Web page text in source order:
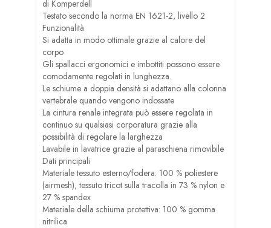
di Komperdell
Testato secondo la norma EN 1621-2, livello 2
Funzionalità
Si adatta in modo ottimale grazie al calore del
corpo
Gli spallacci ergonomici e imbottiti possono essere
comodamente regolati in lunghezza.
Le schiume a doppia densità si adattano alla colonna
vertebrale quando vengono indossate
La cintura renale integrata può essere regolata in
continuo su qualsiasi corporatura grazie alla
possibilità di regolare la larghezza
Lavabile in lavatrice grazie al paraschiena rimovibile
Dati principali
Materiale tessuto esterno/fodera: 100 % poliestere
(airmesh), tessuto tricot sulla tracolla in 73 % nylon e
27 % spandex
Materiale della schiuma protettiva: 100 % gomma
nitrilica